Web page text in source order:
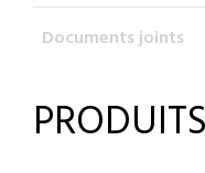
Documents joints